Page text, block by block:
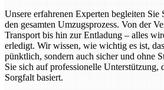
Unsere erfahrenen Experten begleiten
den gesamten Umzugsprozess. Von der
Transport bis hin zur Entladung – alles
erledigt. Wir wissen, wie wichtig es ist,
pünktlich, sondern auch sicher und ohne
Sie sich auf professionelle Unterstützung,
Sorgfalt basiert.